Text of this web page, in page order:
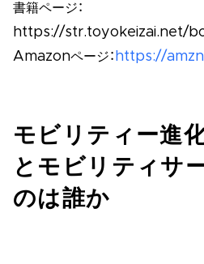
書籍ページ：
https://str.toyokeizai.net/
Amazonページ： https://
モビリティー進
とモビリティサ
のは誰か